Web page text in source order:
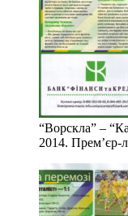
“Ворскла” –
2014. Прем’єр-